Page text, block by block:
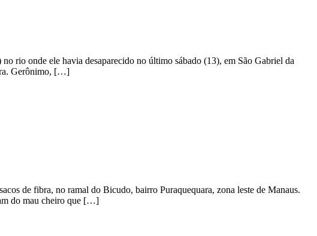
rio onde ele havia desaparecido no último sábado (13), em São Gabriel da
Gerônimo, […]
de fibra, no ramal do Bicudo, bairro Puraquequara, zona leste de Manaus.
do mau cheiro que […]